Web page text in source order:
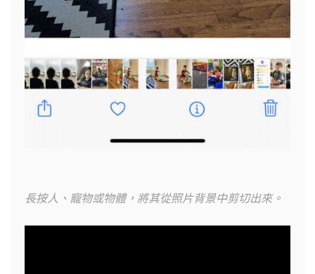
長按人、寵物或物體，將其從照片背景中剪切出來。